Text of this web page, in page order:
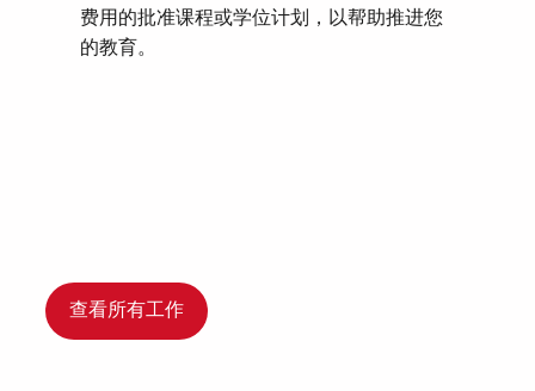
费用的批准课程或学位计划，以帮助推进您
的教育。
查看所有工作